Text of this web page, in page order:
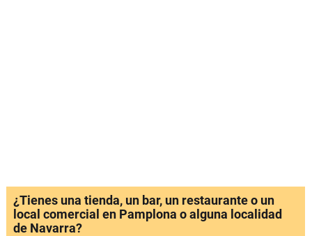
¿Tienes una tienda, un bar, un restaurante o un
local comercial en Pamplona o alguna localidad
de Navarra?